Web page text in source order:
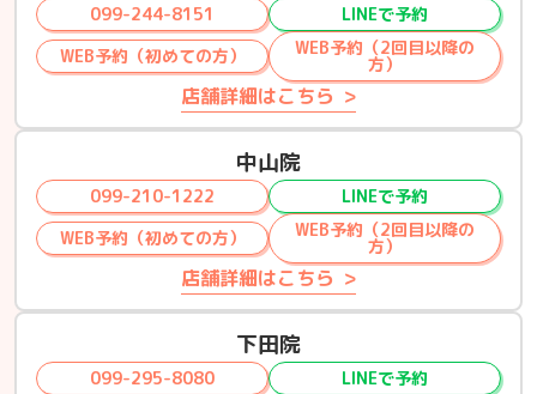
099-244-8151
LINEで予約
WEB予約（初めての方）
WEB予約（2回目以降の
方）
店舗詳細はこちら
中山院
099-210-1222
LINEで予約
WEB予約（初めての方）
WEB予約（2回目以降の
方）
店舗詳細はこちら
下田院
099-295-8080
LINEで予約